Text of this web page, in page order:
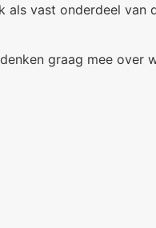
als vast onderdeel van
graag mee over